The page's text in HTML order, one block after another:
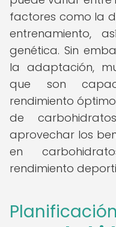
factores como la
entrenamiento,
genética. Sin
la adaptación,
que son
rendimiento
de
aprovechar los
en
rendimiento